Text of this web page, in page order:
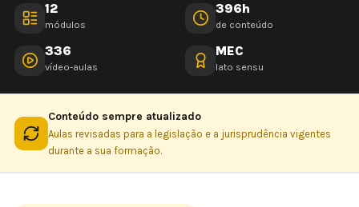
12
módulos
396h
de conteúdo
336
vídeo-aulas
MEC
lato sensu
Conteúdo sempre atualizado
Aulas revisadas para a legislação e a jurisprudência vigentes
durante a sua formação.